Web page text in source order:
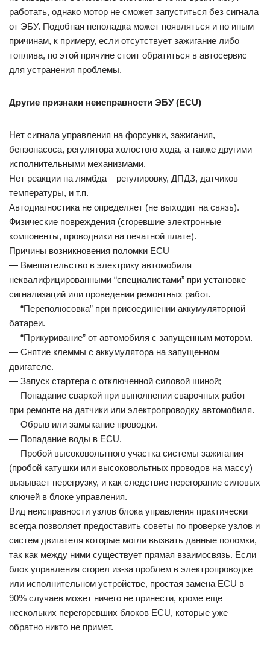
работать, однако мотор не сможет запуститься без сигнала
от ЭБУ. Подобная неполадка может появляться и по иным
причинам, к примеру, если отсутствует зажигание либо
топлива, по этой причине стоит обратиться в автосервис
для устранения проблемы.
Другие признаки неисправности ЭБУ (ECU)
Нет сигнала управления на форсунки, зажигания,
бензонасоса, регулятора холостого хода, а также другими
исполнительными механизмами.
Нет реакции на лямбда – регулировку, ДПДЗ, датчиков
температуры, и т.п.
Автодиагностика не определяет (не выходит на связь).
Физические повреждения (сгоревшие электронные
компоненты, проводники на печатной плате).
Причины возникновения поломки ECU
— Вмешательство в электрику автомобиля
неквалифицированными “специалистами” при установке
сигнализаций или проведении ремонтных работ.
— “Переполюсовка” при присоединении аккумуляторной
батареи.
— “Прикуривание” от автомобиля с запущенным мотором.
— Снятие клеммы с аккумулятора на запущенном
двигателе.
— Запуск стартера с отключенной силовой шиной;
— Попадание сваркой при выполнении сварочных работ
при ремонте на датчики или электропроводку автомобиля.
— Обрыв или замыкание проводки.
— Попадание воды в ECU.
— Пробой высоковольтного участка системы зажигания
(пробой катушки или высоковольтных проводов на массу)
вызывает перегрузку, и как следствие перегорание силовых
ключей в блоке управления.
Вид неисправности узлов блока управления практически
всегда позволяет предоставить советы по проверке узлов и
систем двигателя которые могли вызвать данные поломки,
так как между ними существует прямая взаимосвязь. Если
блок управления сгорел из-за проблем в электропроводке
или исполнительном устройстве, простая замена ECU в
90% случаев может ничего не принести, кроме еще
нескольких перегоревших блоков ECU, которые уже
обратно никто не примет.